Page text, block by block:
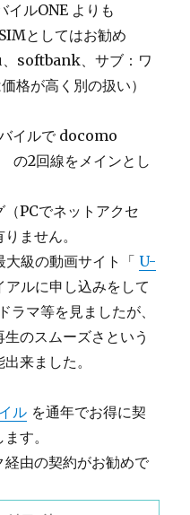
イルONE よりも
としてはお勧め
softbank、サブ：ワ
格が高く別の扱い）
イルで docomo
2回線をメインとし
PCでネットアクセ
ません。
大級の動画サイト「U-
アルに申し込みをして
ラマ等を見ましたが、
のスムーズさという
来ました。
ル を通年でお得に契
す。
由の契約がお勧めで